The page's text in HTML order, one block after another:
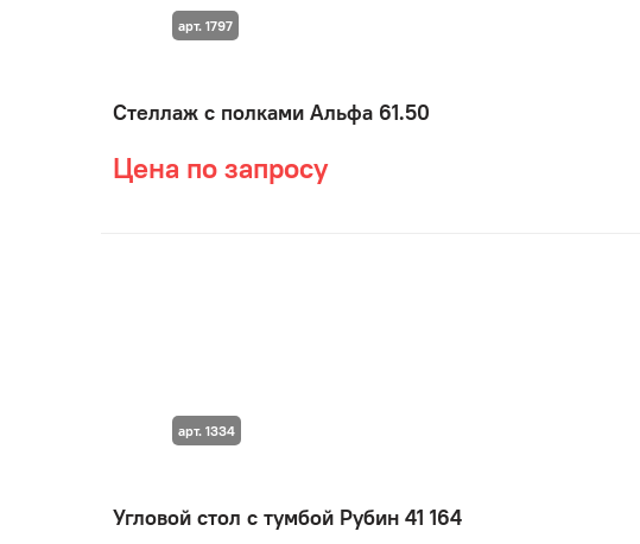
Стеллаж с полками Альфа 61.50
Цена по запросу
арт. 1797
Угловой стол с тумбой Рубин 41 164
арт. 1334